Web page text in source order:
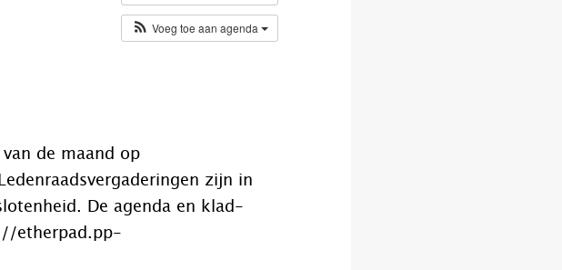
Voeg toe aan agenda
de maand op
zijn in
De agenda en klad-
etherpad.pp-